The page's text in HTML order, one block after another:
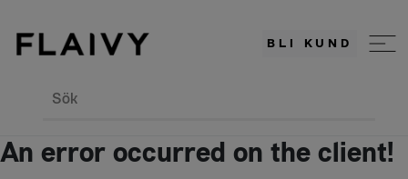
BLI KUND
Sök
An error occurred on the client!